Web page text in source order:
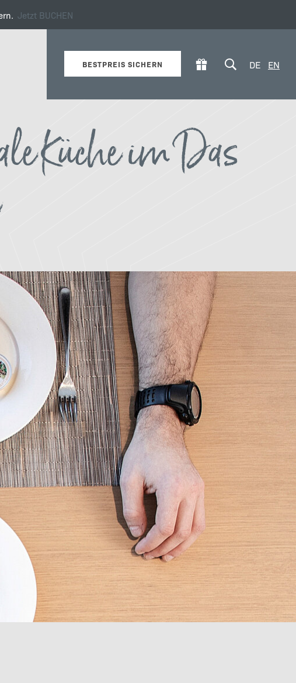
Jetzt BUCHEN
wie es zu Ihnen passt
Verpflegung
BESTPREIS SICHERN DE EN
Küche im Das